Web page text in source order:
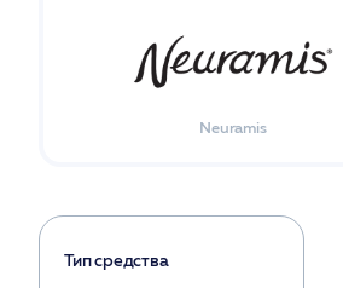
Neuramis
Тип средства